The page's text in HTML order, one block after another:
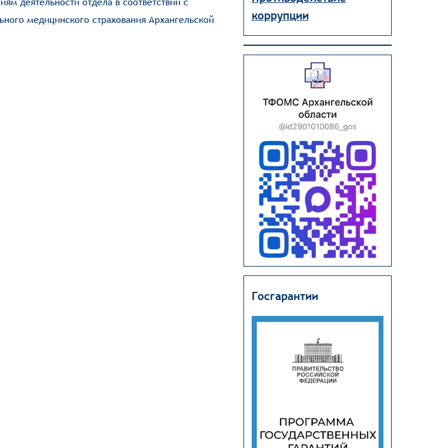
медицинского страхования Архангельской
коррупции
Госгарантии